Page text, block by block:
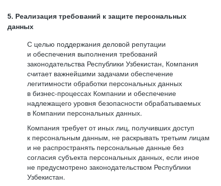
5. Реализация требований к защите персональных
данных
С целью поддержания деловой репутации
и обеспечения выполнения требований
законодательства Республики Узбекистан, Компания
считает важнейшими задачами обеспечение
легитимности обработки персональных данных
в бизнес-процессах Компании и обеспечение
надлежащего уровня безопасности обрабатываемых
в Компании персональных данных.
Компания требует от иных лиц, получивших доступ
к персональным данным, не раскрывать третьим лицам
и не распространять персональные данные без
согласия субъекта персональных данных, если иное
не предусмотрено законодательством Республики
Узбекистан.